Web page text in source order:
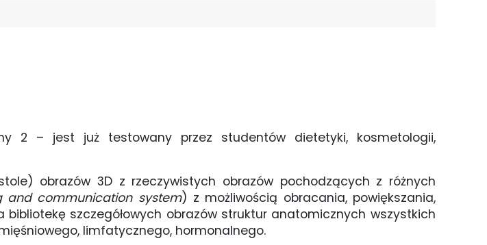
2 – jest już testowany przez studentów dietetyki, kosmetologii,
obrazów 3D z rzeczywistych obrazów pochodzących z różnych
and communication system) z możliwością obracania, powiększania,
szczegółowych obrazów struktur anatomicznych wszystkich
limfatycznego, hormonalnego.